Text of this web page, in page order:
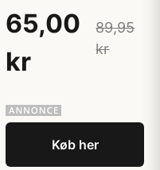
65,00
kr
89,95
kr
Køb her